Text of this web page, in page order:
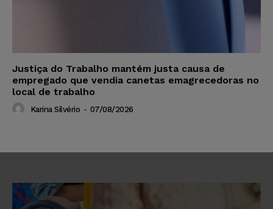
Justiça do Trabalho mantém justa causa de
empregado que vendia canetas emagrecedoras no
local de trabalho
Karina Silvério - 07/08/2026